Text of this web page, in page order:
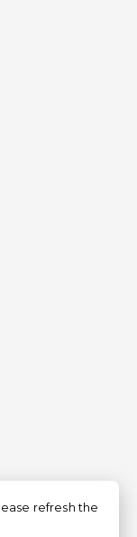
refresh the